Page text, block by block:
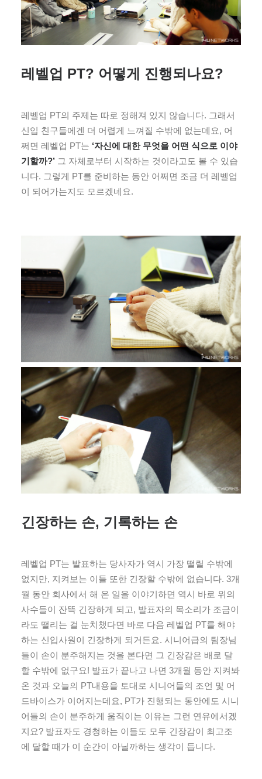
레벨업 PT? 어떻게 진행되나요?
레벨업 PT의 주제는 따로 정해져 있지 않습니다. 그래서
신입 친구들에겐 더 어렵게 느껴질 수밖에 없는데요, 어
쩌면 레벨업 PT는 ‘자신에 대한 무엇을 어떤 식으로 이야
기할까?’ 그 자체로부터 시작하는 것이라고도 볼 수 있습
니다. 그렇게 PT를 준비하는 동안 어쩌면 조금 더 레벨업
이 되어가는지도 모르겠네요.
긴장하는 손, 기록하는 손
레벨업 PT는 발표하는 당사자가 역시 가장 떨릴 수밖에
없지만, 지켜보는 이들 또한 긴장할 수밖에 없습니다. 3개
월 동안 회사에서 해 온 일을 이야기하면 역시 바로 위의
사수들이 잔뜩 긴장하게 되고, 발표자의 목소리가 조금이
라도 떨리는 걸 눈치챘다면 바로 다음 레벨업 PT를 해야
하는 신입사원이 긴장하게 되거든요. 시니어급의 팀장님
들이 손이 분주해지는 것을 본다면 그 긴장감은 배로 달
할 수밖에 없구요! 발표가 끝나고 나면 3개월 동안 지켜봐
온 것과 오늘의 PT내용을 토대로 시니어들의 조언 및 어
드바이스가 이어지는데요, PT가 진행되는 동안에도 시니
어들의 손이 분주하게 움직이는 이유는 그런 연유에서겠
지요? 발표자도 경청하는 이들도 모두 긴장감이 최고조
에 달할 때가 이 순간이 아닐까하는 생각이 듭니다.